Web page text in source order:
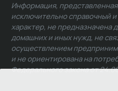
Информация,
исключительно справочный
характер, не предназначена
домашних и иных нужд, не
осуществлением
и не ориентирована на
Федерального закона от